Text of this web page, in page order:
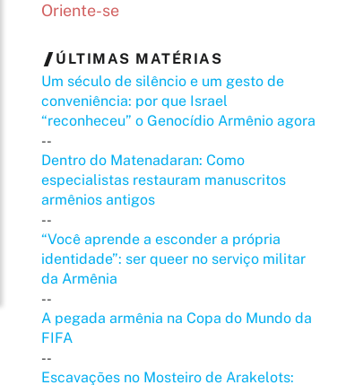
Oriente-se
ÚLTIMAS MATÉRIAS
Um século de silêncio e um gesto de
conveniência: por que Israel
“reconheceu” o Genocídio Armênio agora
--
Dentro do Matenadaran: Como
especialistas restauram manuscritos
armênios antigos
--
“Você aprende a esconder a própria
identidade”: ser queer no serviço militar
da Armênia
--
A pegada armênia na Copa do Mundo da
FIFA
--
Escavações no Mosteiro de Arakelots: